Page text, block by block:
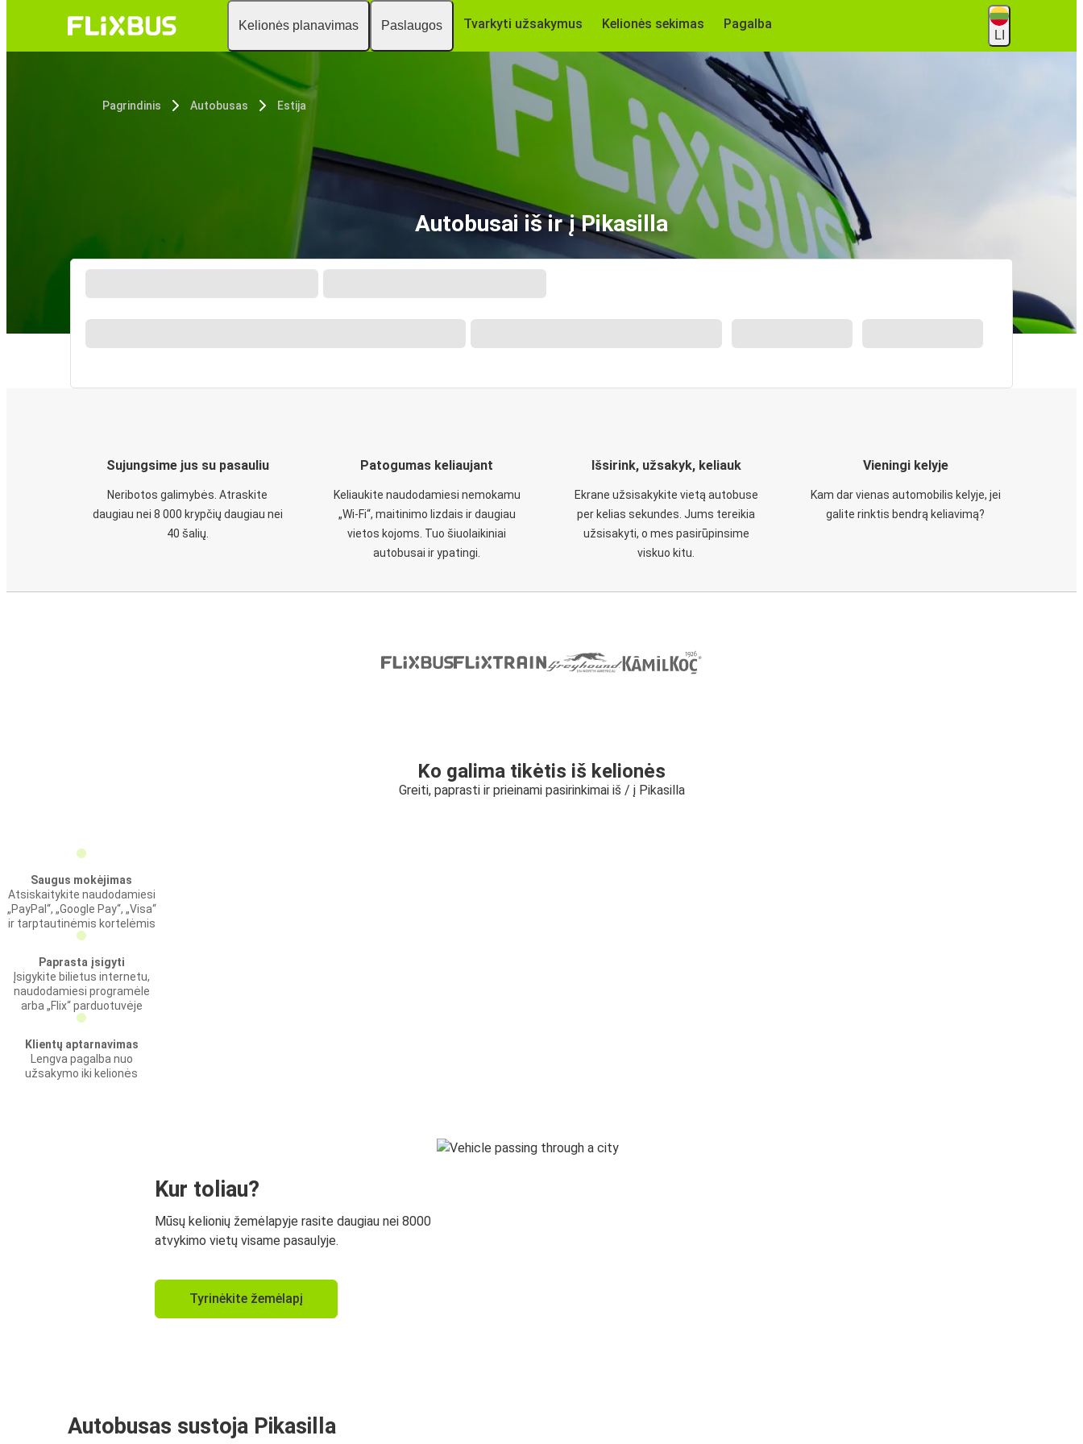
Kelionės planavimas Paslaugos Tvarkyti užsakymus Kelionės sekimas Pagalba
LI
Pagrindinis Autobusas Estija
Autobusai iš ir į Pikasilla
Sujungsime jus su pasauliu
Neribotos galimybės. Atraskite
daugiau nei 8 000 krypčių daugiau nei
40 šalių.
Patogumas keliaujant
Keliaukite naudodamiesi nemokamu
„Wi-Fi“, maitinimo lizdais ir daugiau
vietos kojoms. Tuo šiuolaikiniai
autobusai ir ypatingi.
Išsirink, užsakyk, keliauk
Ekrane užsisakykite vietą autobuse
per kelias sekundes. Jums tereikia
užsisakyti, o mes pasirūpinsime
viskuo kitu.
Vieningi kelyje
Kam dar vienas automobilis kelyje, jei
galite rinktis bendrą keliavimą?
Ko galima tikėtis iš kelionės
Greiti, paprasti ir prieinami pasirinkimai iš / į Pikasilla
Saugus mokėjimas
Atsiskaitykite naudodamiesi
„PayPal“, „Google Pay“, „Visa“
ir tarptautinėmis kortelėmis
Paprasta įsigyti
Įsigykite bilietus internetu,
naudodamiesi programėle
arba „Flix“ parduotuvėje
Klientų aptarnavimas
Lengva pagalba nuo
užsakymo iki kelionės
Kur toliau?
Mūsų kelionių žemėlapyje rasite daugiau nei 8000
atvykimo vietų visame pasaulyje.
Tyrinėkite žemėlapį
Autobusas sustoja Pikasilla